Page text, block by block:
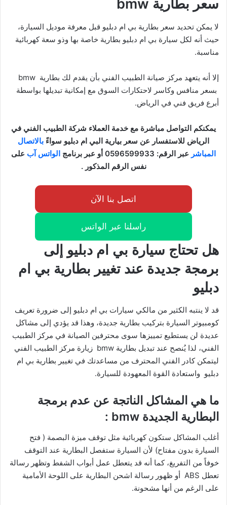
سعر بطارية bmw
لا يمكن تحديد سعر بطارية بي ام دبليو قبل معرفة موديل السيارة،
حيث أنه لكل سيارة بي ام دبليو بطارية خاصة بها وذو سعة كهربائية
مناسبة.
إلا أنه يتعهد مركز صيانة الطبيب الفني بأن يقدم لك بطارية bmw
بسعر منافس وكاسر لاحتكارات السوق مع إمكانية تبديلها بواسطة
أبرع فريق فني في الرياض.
يمكنكم التواصل مباشرة مع خدمة العملاء شركة الطبيب الفني في
الرياض للاستفسار عن سعر بيارية البي ام دبليو سواءً بالاتصال
المباشر عبر الرقم: 0596599933 أو عبر برنامج الواتس آب على
نفس الرقم المذكور .
اتصل بنا الآن
راسلنا عبر الواتس
هل تحتاج سيارة بي ام دبليو إلى
برمجة جديدة عند تغيير بطارية بي ام
دبليو
قد لا ينتبه الكثير من مالكي سيارات بي ام دبليو إلى ضرورة تعريف
كومبيوتر السيارة بتركيب بطارية جديدة، وهذا قد يؤدي إلى مشاكل
عديدة لن يستطيع تمييزها سوى محترفين الصيانة في مركز الطبيب
الفني، لذا يُنصح عند تبديل بطارية bmw زيارة مركز الطبيب الفني
ليتمكن كادر الفني المحترف من مساعدتك في تغيير بطارية بي ام
دبليو واستعادة القوة المعهودة للسيارة.
ما هي المشاكل الناتجة عن عدم برمجة
البطارية الجديدة bmw :
أغلب المشاكل ستكون كهربائية مثل توقف ميزة البصمة ( فتح
السيارة بدون مفتاح) لأن السيارة ستفصل البطارية عند التوقف
خوفاً من التفريغ، كما أنه قد يتعطل عمل أبواب الشفط وتظهر رسالة
تعطل ABS أو ظهور رسالة اشحن البطارية على اللوحة الأمامية
على الرغم من أنها مشحونة.